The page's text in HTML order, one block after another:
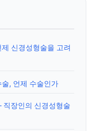
신경성형술을 고려
, 언제 수술인가
장인의 신경성형술